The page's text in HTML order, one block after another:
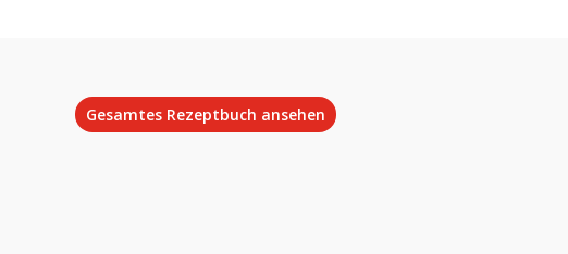
Gesamtes Rezeptbuch ansehen